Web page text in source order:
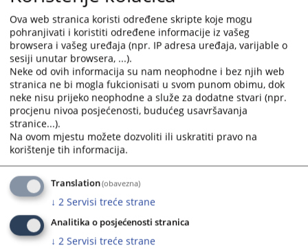
Dnevni red za sjednicu VSTS-a BiH srijeda, 5. novembar 2025.
godine.
Prikazana vijest je na: Srpski jezik
Vijest dostupna još na: Српски језик
539PREGLEDA
Ova web stranica koristi određene skripte koje mogu
pohranjivati i koristiti određene informacije iz vašeg
browsera i vašeg uređaja (npr. IP adresa uređaja, varijable o
sesiji unutar browsera, ...).
Neke od ovih informacija su nam neophodne i bez njih web
stranica ne bi mogla fukcionisati u svom punom obimu, dok
neke nisu prijeko neophodne a služe za dodatne stvari (npr.
procjenu nivoa posjećenosti, budućeg usavršavanja
stranice...).
Na ovom mjestu možete dozvoliti ili uskratiti pravo na
korištenje tih informacija.
Translation(obavezna)
↓ 2 Servisi treće strane
Analitika o posjećenosti stranica
↓ 2 Servisi treće strane